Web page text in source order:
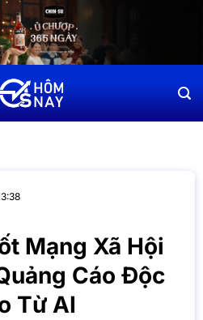
Mạng Xã Hội
Cáo Độc
Từ AI